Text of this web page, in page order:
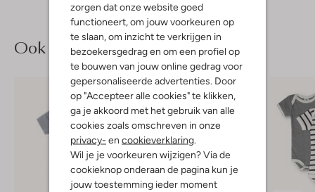
zorgen dat onze website goed
functioneert, om jouw voorkeuren op
te slaan, om inzicht te verkrijgen in
bezoekersgedrag en om een profiel op
te bouwen van jouw online gedrag voor
gepersonaliseerde advertenties. Door
op "Accepteer alle cookies" te klikken,
ga je akkoord met het gebruik van alle
cookies zoals omschreven in onze
privacy- en cookieverklaring
Wil je je voorkeuren wijzigen? Via de
cookieknop onderaan de pagina kun je
jouw toestemming ieder moment
Ook iets voor jou?